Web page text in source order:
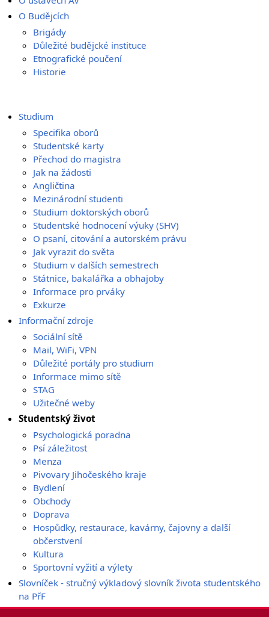
O Budějcích
Brigády
Důležité budějcké instituce
Etnografické poučení
Historie
Studium
Specifika oborů
Studentské karty
Přechod do magistra
Jak na žádosti
Angličtina
Mezinárodní studenti
Studium doktorských oborů
Studentské hodnocení výuky (SHV)
O psaní, citování a autorském právu
Jak vyrazit do světa
Studium v dalších semestrech
Státnice, bakalářka a obhajoby
Informace pro prváky
Exkurze
Informační zdroje
Sociální sítě
Mail, WiFi, VPN
Důležité portály pro studium
Informace mimo sítě
STAG
Užitečné weby
Studentský život
Psychologická poradna
Psí záležitost
Menza
Pivovary Jihočeského kraje
Bydlení
Obchody
Doprava
Hospůdky, restaurace, kavárny, čajovny a další
občerstvení
Kultura
Sportovní vyžití a výlety
Slovníček - stručný výkladový slovník života studentského
na PřF